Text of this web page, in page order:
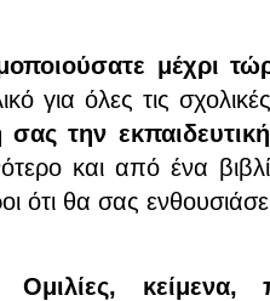
μέχρι
για όλες τις
την
και από ένα
ότι θα σας
Oμιλίες, κείμενα,